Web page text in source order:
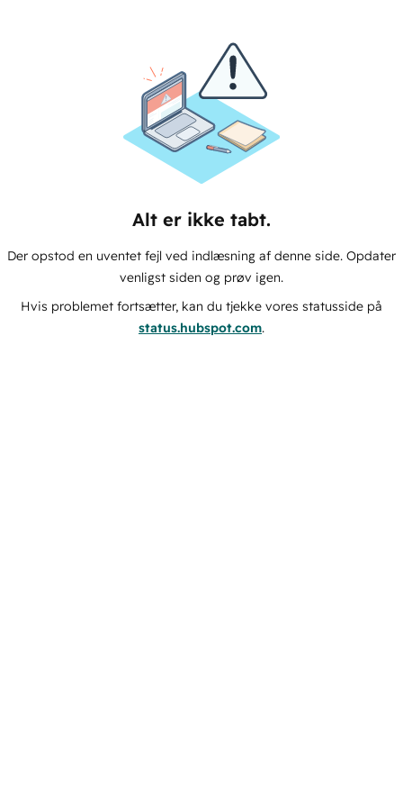
Alt er ikke tabt.
Der opstod en uventet fejl ved indlæsning af denne side. Opdater
venligst siden og prøv igen.
Hvis problemet fortsætter, kan du tjekke vores statusside på
status.hubspot.com.